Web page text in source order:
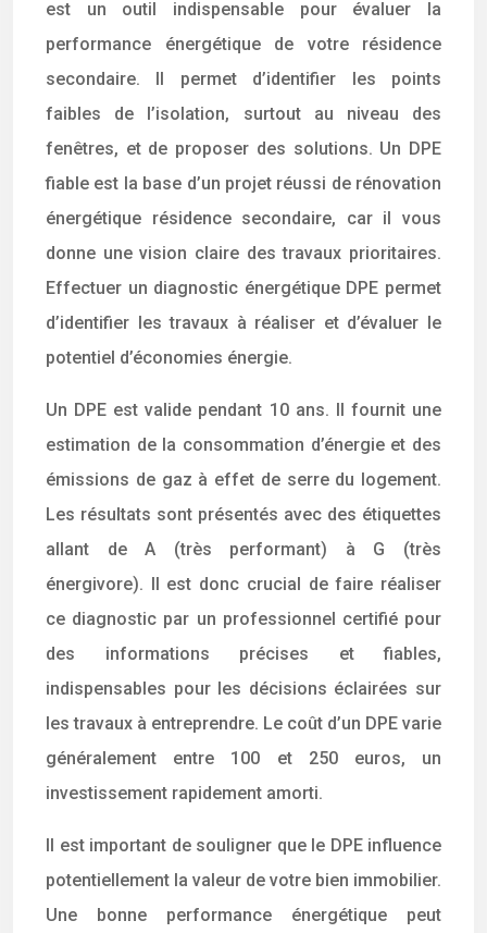
est un outil indispensable pour évaluer la
performance énergétique de votre résidence
secondaire. Il permet d’identifier les points
faibles de l’isolation, surtout au niveau des
fenêtres, et de proposer des solutions. Un DPE
fiable est la base d’un projet réussi de rénovation
énergétique résidence secondaire, car il vous
donne une vision claire des travaux prioritaires.
Effectuer un diagnostic énergétique DPE permet
d’identifier les travaux à réaliser et d’évaluer le
potentiel d’économies énergie.
Un DPE est valide pendant 10 ans. Il fournit une
estimation de la consommation d’énergie et des
émissions de gaz à effet de serre du logement.
Les résultats sont présentés avec des étiquettes
allant de A (très performant) à G (très
énergivore). Il est donc crucial de faire réaliser
ce diagnostic par un professionnel certifié pour
des informations précises et fiables,
indispensables pour les décisions éclairées sur
les travaux à entreprendre. Le coût d’un DPE varie
généralement entre 100 et 250 euros, un
investissement rapidement amorti.
Il est important de souligner que le DPE influence
potentiellement la valeur de votre bien immobilier.
Une bonne performance énergétique peut